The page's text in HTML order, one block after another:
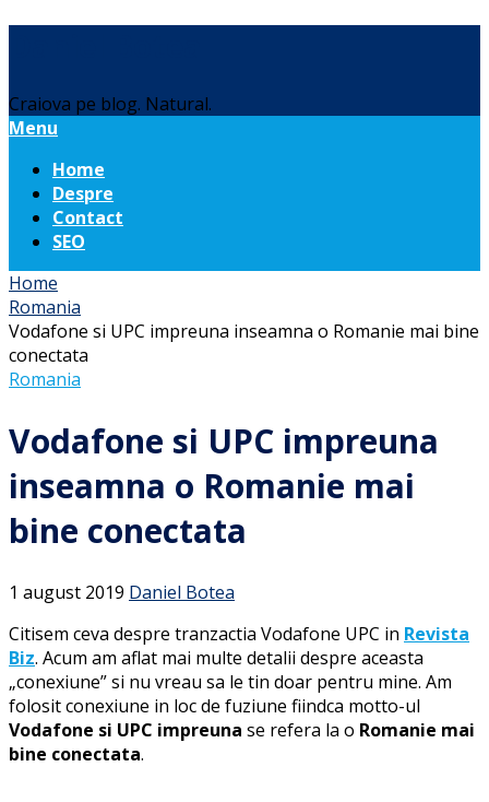
Craiova pe blog. Natural.
Menu
Home
Despre
Contact
SEO
Home
Romania
Vodafone si UPC impreuna inseamna o Romanie mai bine
conectata
Romania
Vodafone si UPC impreuna
inseamna o Romanie mai
bine conectata
1 august 2019 Daniel Botea
Citisem ceva despre tranzactia Vodafone UPC in Revista
Biz. Acum am aflat mai multe detalii despre aceasta
„conexiune” si nu vreau sa le tin doar pentru mine. Am
folosit conexiune in loc de fuziune fiindca motto-ul
Vodafone si UPC impreuna se refera la o Romanie mai
bine conectata.